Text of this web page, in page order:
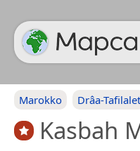
Marokko Drâa-Tafilalet
Kasbah